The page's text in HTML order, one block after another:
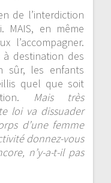
de l’interdiction
en même
l’accompagner.
destination des
sûr, les enfants
quel que soit
Mais très
loi va dissuader
d’une femme
donnez-vous
n’y-a-t-il pas